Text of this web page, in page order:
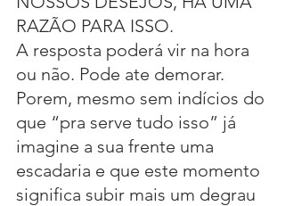
RAZÃO PARA ISSO.
A resposta poderá vir na hora
ou não. Pode ate demorar.
Porem, mesmo sem indícios do
que “pra serve tudo isso” já
imagine a sua frente uma
escadaria e que este momento
significa subir mais um degrau